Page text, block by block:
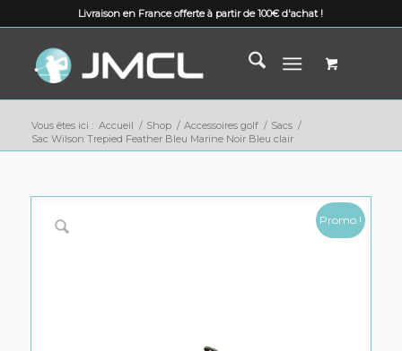
Livraison en France offerte à partir de 100€ d'achat !
Vous êtes ici : Accueil / Shop / Accessoires golf / Sacs /
Sac Wilson Trepied Feather Bleu Marine Noir Bleu clair
Promo !